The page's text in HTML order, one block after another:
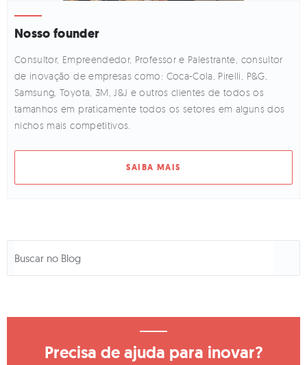
Nosso founder
Consultor, Empreendedor, Professor e Palestrante, consultor
de inovação de empresas como: Coca-Cola, Pirelli, P&G,
Samsung, Toyota, 3M, J&J e outros clientes de todos os
tamanhos em praticamente todos os setores em alguns dos
nichos mais competitivos.
SAIBA MAIS
Precisa de ajuda para inovar?